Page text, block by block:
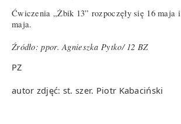
Ćwiczenia „Żbik 13” rozpoczęły się 16 maja
maja.
Źródło: ppor. Agnieszka Pytko/ 12 BZ
PZ
autor zdjęć: st. szer. Piotr Kabaciński